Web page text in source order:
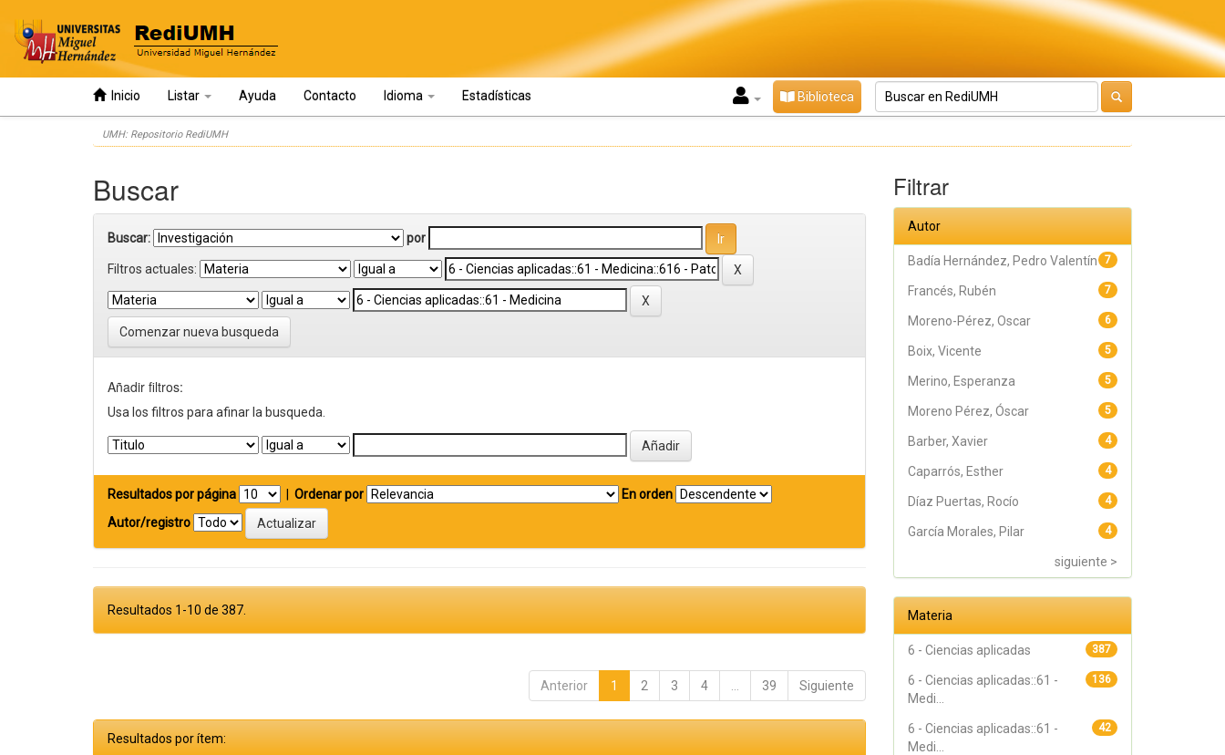
Inicio Listar Ayuda Contacto Idioma Estadísticas Biblioteca
UMH: Repositorio RediUMH
Buscar
Buscar: por
Filtros actuales:
Comenzar nueva busqueda
Añadir filtros:
Usa los filtros para afinar la busqueda.
Resultados por página Ordenar por
En orden
Autor/registro
Resultados 1-10 de 387.
Anterior 1 2 3 4 39 Siguiente
Resultados por ítem:
Filtrar
Autor
7
Badía Hernández, Pedro Valentín
7
Francés, Rubén
6
Moreno-Pérez, Oscar
5
Boix, Vicente
5
Merino, Esperanza
5
Moreno Pérez, Óscar
4
Barber, Xavier
4
Caparrós, Esther
4
Díaz Puertas, Rocío
4
García Morales, Pilar
siguiente >
Materia
387
6 - Ciencias aplicadas
136
6 - Ciencias aplicadas::61 -
Medi...
42
6 - Ciencias aplicadas::61 -
Medi...